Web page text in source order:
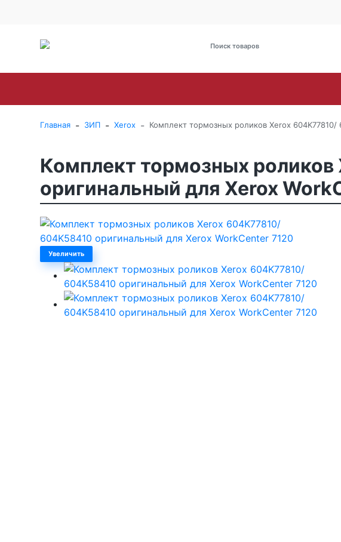
Главная - ЗИП - Xerox - Комплект тормозных роликов Xerox
Комплект тормозных
оригинальный для Xerox
Увеличить